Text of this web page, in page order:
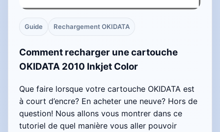
Guide Rechargement OKIDATA
Comment recharger une cartouche
OKIDATA 2010 Inkjet Color
Que faire lorsque votre cartouche OKIDATA est
à court d’encre? En acheter une neuve? Hors de
question! Nous allons vous montrer dans ce
tutoriel de quel manière vous aller pouvoir